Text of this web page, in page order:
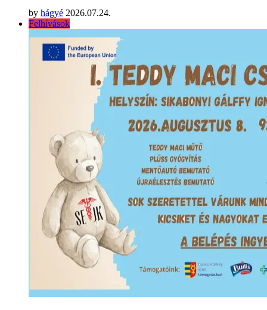
by hágyé 2026.07.24.
Felhívások